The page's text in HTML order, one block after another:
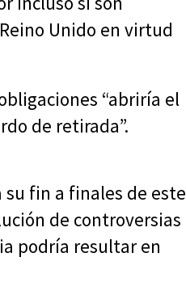
Unido en virtud
“abriría el
de retirada”.
fin a finales de este
de controversias
podría resultar en